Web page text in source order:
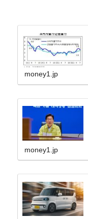
money1.jp
money1.jp